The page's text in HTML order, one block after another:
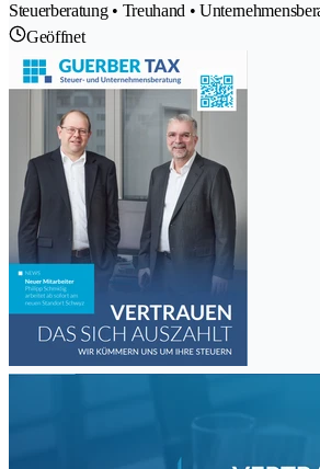
Steuerberatung • Treuhand •
Geöffnet